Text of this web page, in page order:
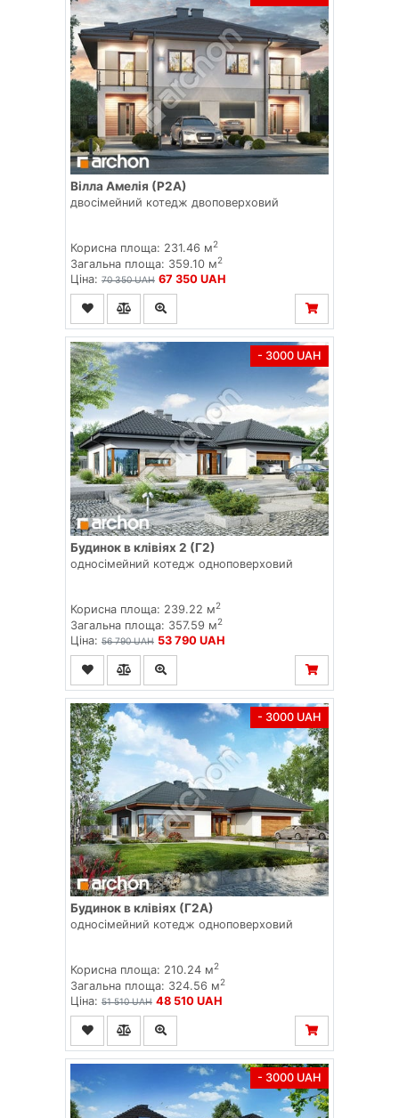
Вілла Амелія (Р2А)
двосімейний котедж двоповерховий
Корисна площа: 231.46 м2
Загальна площа: 359.10 м2
Ціна: 70 350 UAH 67 350 UAH
- 3000 UAH
Будинок в клівіях 2 (Г2)
односімейний котедж одноповерховий
Корисна площа: 239.22 м2
Загальна площа: 357.59 м2
Ціна: 56 790 UAH 53 790 UAH
- 3000 UAH
Будинок в клівіях (Г2А)
односімейний котедж одноповерховий
Корисна площа: 210.24 м2
Загальна площа: 324.56 м2
Ціна: 51 510 UAH 48 510 UAH
- 3000 UAH